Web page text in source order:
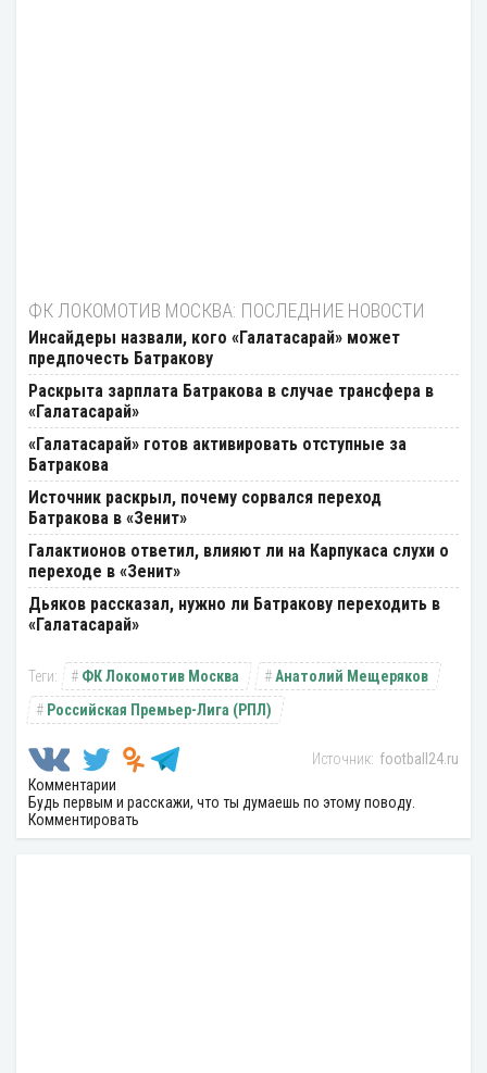
ФК ЛОКОМОТИВ МОСКВА: ПОСЛЕДНИЕ НОВОСТИ
Инсайдеры назвали, кого «Галатасарай» может
предпочесть Батракову
Раскрыта зарплата Батракова в случае трансфера в
«Галатасарай»
«Галатасарай» готов активировать отступные за
Батракова
Источник раскрыл, почему сорвался переход
Батракова в «Зенит»
Галактионов ответил, влияют ли на Карпукаса слухи о
переходе в «Зенит»
Дьяков рассказал, нужно ли Батракову переходить в
«Галатасарай»
ФК Локомотив Москва
Анатолий Мещеряков
Российская Премьер-Лига (РПЛ)
football24.ru
Комментарии
Будь первым и расскажи, что ты думаешь по этому поводу.
Комментировать